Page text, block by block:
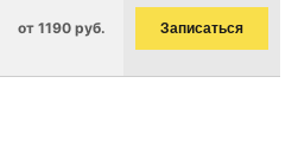
от 1190 руб. Записаться